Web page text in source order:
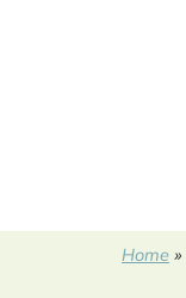
Home »